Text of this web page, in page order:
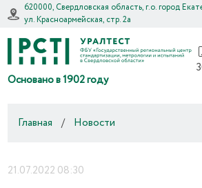
620000, Свердловская область, г.о. город
ул. Красноармейская, стр. 2а
Основано в 1902 году
Главная / Новости
21.07.2022 08:30